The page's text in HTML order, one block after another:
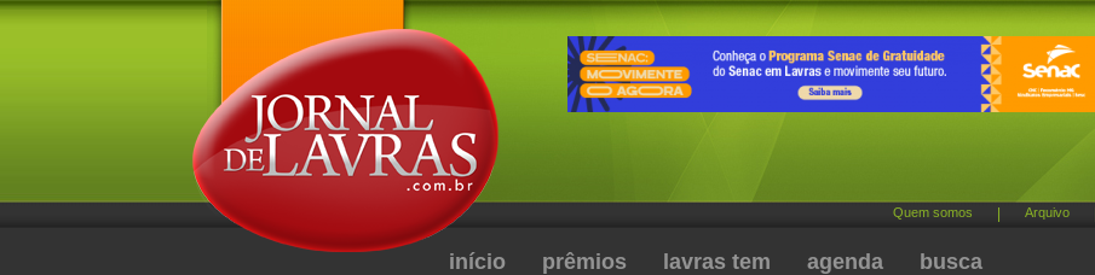
Quem somos Arquivo
início prêmios lavras tem agenda busca